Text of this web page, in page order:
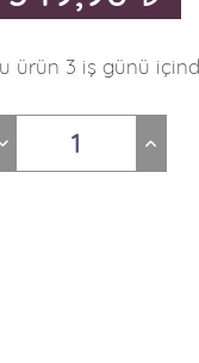
ürün 3 iş günü